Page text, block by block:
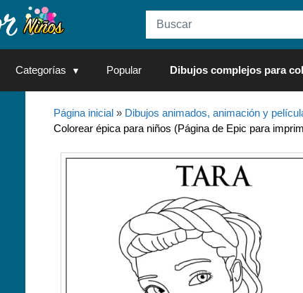
Categorías Popular Dibujos complejos para
Página inicial» Dibujos animados, animación y
Colorear épica para niños (Página de Epic para